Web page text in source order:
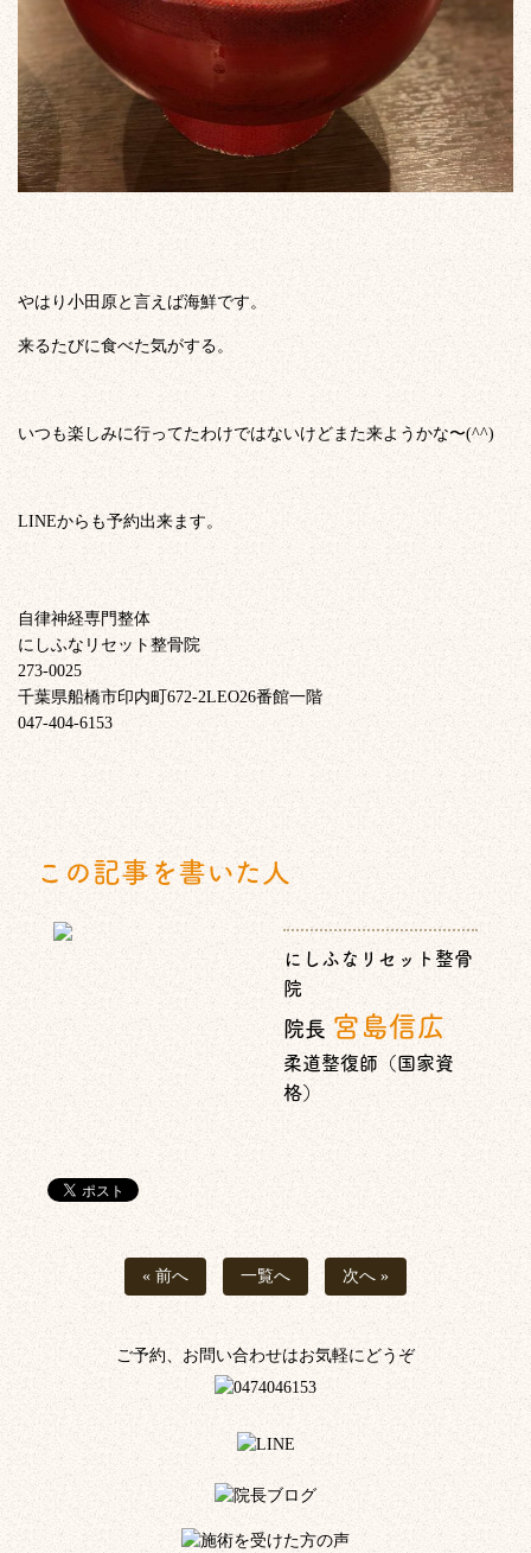
やはり小田原と言えば海鮮です。
来るたびに食べた気がする。
いつも楽しみに行ってたわけではないけどまた来ようかな〜(^^)
LINEからも予約出来ます。
自律神経専門整体
にしふなリセット整骨院
273-0025
千葉県船橋市印内町672-2LEO26番館一階
047-404-6153
この記事を書いた人
にしふなリセット整骨
院
院長宮島信広
柔道整復師（国家資
格）
« 前へ 一覧へ 次へ »
ご予約、お問い合わせはお気軽にどうぞ